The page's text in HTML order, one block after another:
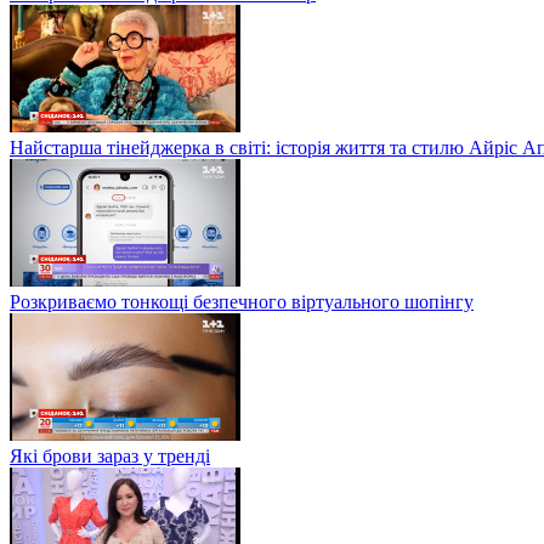
Найстарша тінейджерка в світі: історія життя та стилю Айріс
Розкриваємо тонкощі безпечного віртуального шопінгу
Які брови зараз у тренді